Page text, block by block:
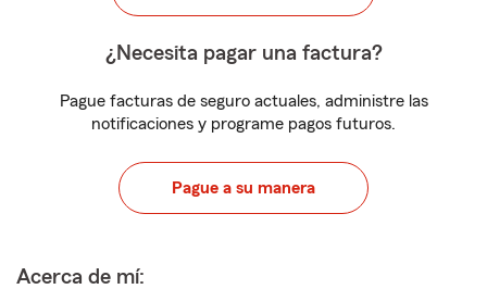
¿Necesita pagar una factura?
Pague facturas de seguro actuales, administre las
notificaciones y programe pagos futuros.
Pague a su manera
Acerca de mí: